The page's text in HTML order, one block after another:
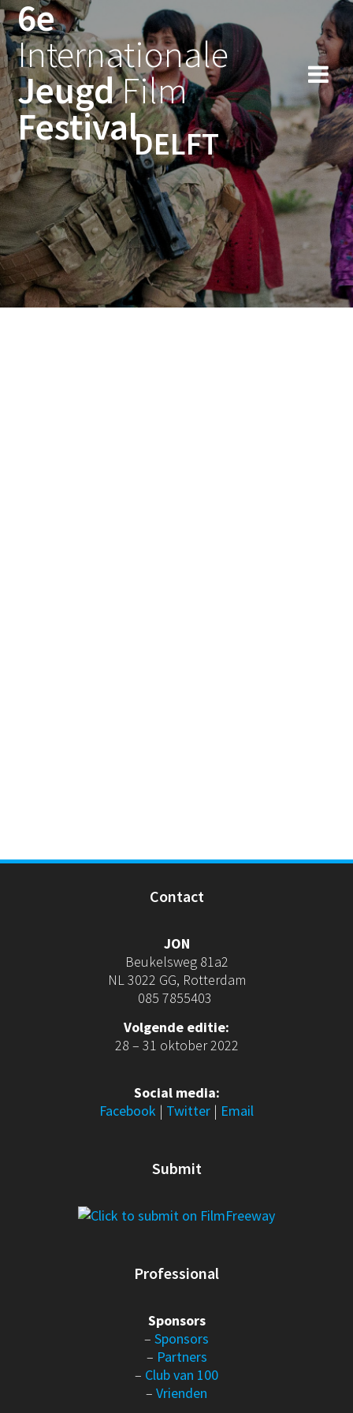
Skip
to
content
6e
Internationale
JeugdFilm
FestivalDELFT
Contact
JON
Beukelsweg 81a2
NL 3022 GG, Rotterdam
085 7855403
Volgende editie:
28 – 31 oktober 2022
Social media:
Facebook | Twitter | Email
Submit
Professional
Sponsors
– Sponsors
– Partners
– Club van 100
– Vrienden